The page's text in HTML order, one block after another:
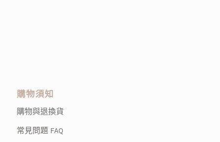
購物須知
購物與退換貨
常見問題 FAQ